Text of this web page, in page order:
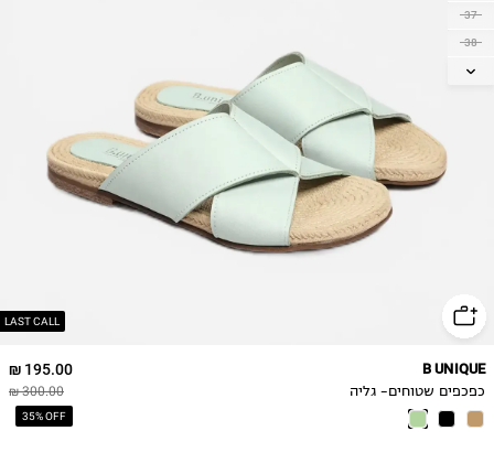
LAST CALL
37
38
39
195.00 ₪
300.00 ₪
35% OFF
B UNIQUE
כפכפים שטוחים- גליה